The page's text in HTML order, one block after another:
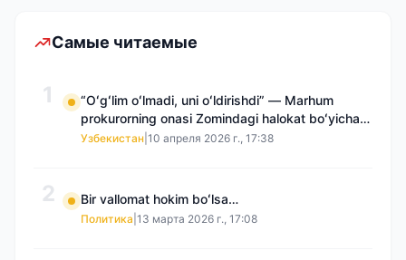
Самые читаемые
1
“Oʻgʻlim oʻlmadi, uni oʻldirishdi” — Marhum
prokurorning onasi Zomindagi halokat boʻyicha
qayta tergov talab qilmoqda
Узбекистан 10 апреля 2026 г., 17:38
2 Bir vallomat hokim boʻlsa…
Политика 13 марта 2026 г., 17:08